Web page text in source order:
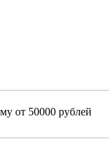
от 50000 рублей